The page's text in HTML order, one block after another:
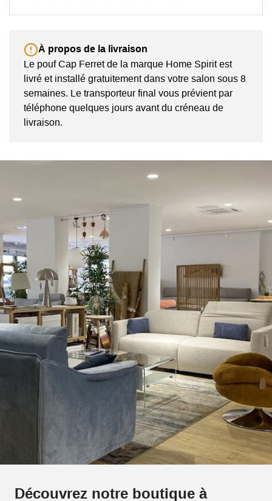
À propos de la livraison
Le pouf Cap Ferret de la marque Home Spirit est
livré et installé gratuitement dans votre salon sous 8
semaines. Le transporteur final vous prévient par
téléphone quelques jours avant du créneau de
livraison.
Découvrez notre boutique à